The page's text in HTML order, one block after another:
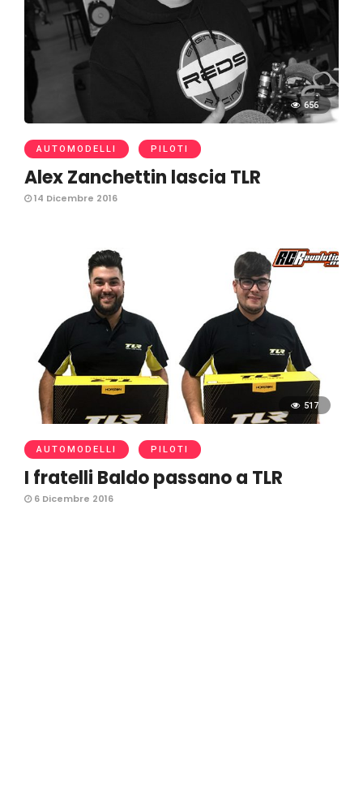
656
AUTOMODELLI PILOTI
Alex Zanchettin lascia TLR
14 Dicembre 2016
517
AUTOMODELLI PILOTI
I fratelli Baldo passano a TLR
6 Dicembre 2016